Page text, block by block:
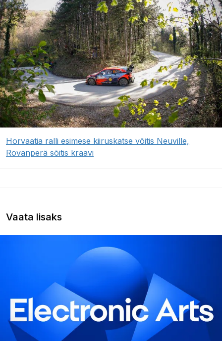
Horvaatia ralli esimese kiiruskatse võitis Neuville,
Rovanperä sõitis kraavi
Vaata lisaks